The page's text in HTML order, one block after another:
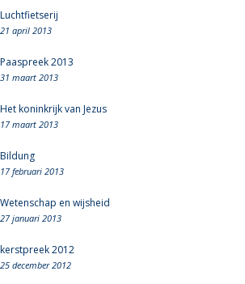
Luchtfietserij
21 april 2013
Paaspreek 2013
31 maart 2013
Het koninkrijk van Jezus
17 maart 2013
Bildung
17 februari 2013
Wetenschap en wijsheid
27 januari 2013
kerstpreek 2012
25 december 2012